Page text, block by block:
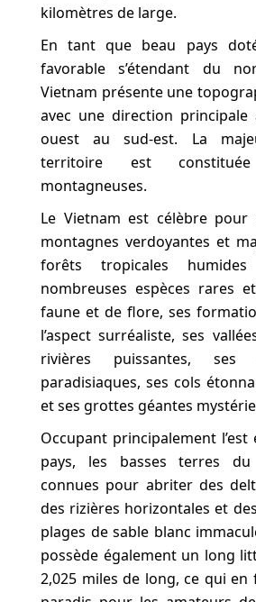
kilomètres de large.
En tant que beau pays
favorable s’étendant du
Vietnam présente une
avec une direction
ouest au sud-est. La
territoire est
montagneuses.
Le Vietnam est célèbre pour
montagnes verdoyantes et
forêts tropicales
nombreuses espèces rares
faune et de flore, ses
l’aspect surréaliste, ses
rivières puissantes, ses
paradisiaques, ses cols
et ses grottes géantes
Occupant principalement
pays, les basses terres
connues pour abriter des
des rizières horizontales et
plages de sable blanc
possède également un long
2,025 miles de long, ce qui